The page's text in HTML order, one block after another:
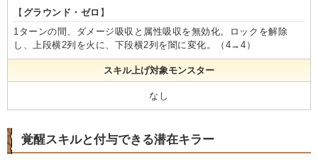
【 グラウンド・ゼロ 】
1ターンの間、ダメージ吸収と属性吸収を無効化。ロックを解除
し、上段横2列を火に、下段横2列を闇に変化。（4→4）
スキル上げ対象モンスター
なし
覚醒スキルと付与できる潜在キラー